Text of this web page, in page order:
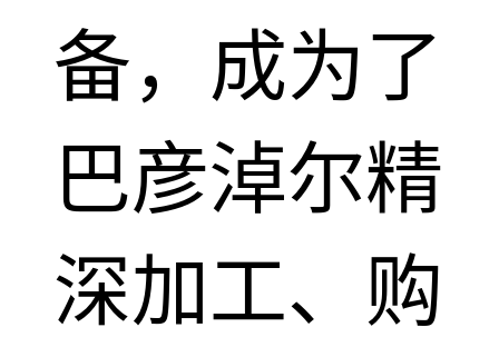
备，成为了
巴彦淖尔精
深加工、购